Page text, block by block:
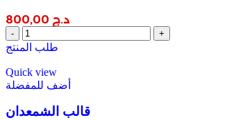
د.ج
قالب
المرآة
طلب المنتج
Quick view
أضف للمفضلة
قالب الشمعدان